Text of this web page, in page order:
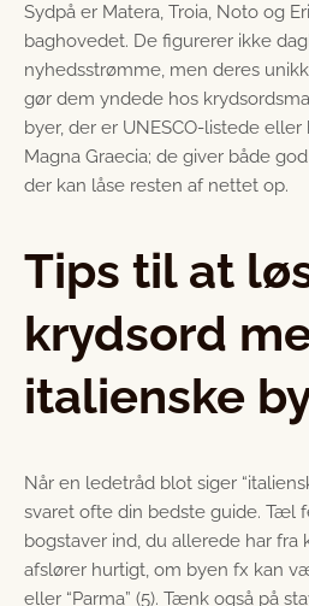
Sydpå er Matera, Troia, Noto og
baghovedet. De figurerer ikke
nyhedsstrømme, men deres
gør dem yndede hos
byer, der er UNESCO-listede
Magna Graecia; de giver både
der kan låse resten af nettet op.
Tips til at
krydsord
italienske
Når en ledetråd blot siger
svaret ofte din bedste guide. Tæl
bogstaver ind, du allerede har fra
afslører hurtigt, om byen fx kan
eller “Parma” (5). Tænk også på